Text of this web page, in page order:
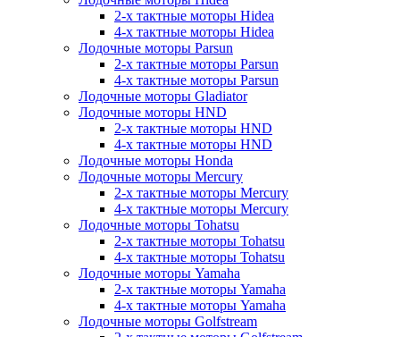
2-х тактные моторы Hidea
4-х тактные моторы Hidea
Лодочные моторы Parsun
2-х тактные моторы Parsun
4-х тактные моторы Parsun
Лодочные моторы Gladiator
Лодочные моторы HND
2-х тактные моторы HND
4-х тактные моторы HND
Лодочные моторы Honda
Лодочные моторы Mercury
2-х тактные моторы Mercury
4-х тактные моторы Mercury
Лодочные моторы Tohatsu
2-х тактные моторы Tohatsu
4-х тактные моторы Tohatsu
Лодочные моторы Yamaha
2-х тактные моторы Yamaha
4-х тактные моторы Yamaha
Лодочные моторы Golfstream